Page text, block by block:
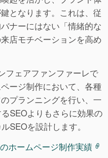
となります。これは、従
ナーにはない「情緒的な
店モチベーションを高め
フェアファンファーレで
ージ制作において、各種
プランニングを行い、一
SEOよりもさらに効果の
SEOを設計します。
ホームページ制作実績